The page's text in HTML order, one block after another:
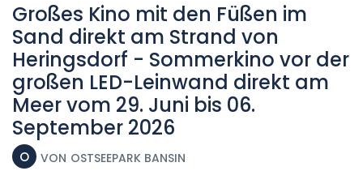
Großes Kino mit den Füßen im
Sand direkt am Strand von
Heringsdorf - Sommerkino vor der
großen LED-Leinwand direkt am
Meer vom 29. Juni bis 06.
September 2026
O VON OSTSEEPARK BANSIN